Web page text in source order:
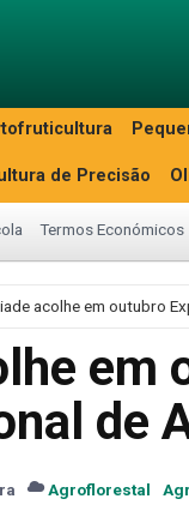
de Precisão
Termos Económicos
acolhe em outubro
em
de
Agroflorestal